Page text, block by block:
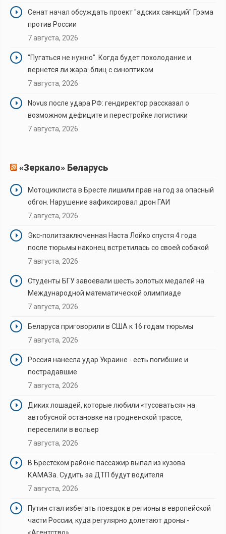
Сенат начал обсуждать проект "адских санкций" Грэма
против России
7 августа, 2026
"Пугаться не нужно". Когда будет похолодание и
вернется ли жара: блиц с синоптиком
7 августа, 2026
Novus после удара РФ: гендиректор рассказал о
возможном дефиците и перестройке логистики
7 августа, 2026
«Зеркало» Беларусь
Мотоциклиста в Бресте лишили прав на год за опасный
обгон. Нарушение зафиксировал дрон ГАИ
7 августа, 2026
Экс-политзаключенная Наста Лойко спустя 4 года
после тюрьмы наконец встретилась со своей собакой
7 августа, 2026
Студенты БГУ завоевали шесть золотых медалей на
Международной математической олимпиаде
7 августа, 2026
Беларуса приговорили в США к 16 годам тюрьмы
7 августа, 2026
Россия нанесла удар Украине - есть погибшие и
пострадавшие
7 августа, 2026
Диких лошадей, которые любили «тусоваться» на
автобусной остановке на гродненской трассе,
переселили в вольер
7 августа, 2026
В Брестском районе пассажир выпал из кузова
КАМАЗа. Судить за ДТП будут водителя
7 августа, 2026
Путин стал избегать поездок в регионы в европейской
части России, куда регулярно долетают дроны -
«Агентство»